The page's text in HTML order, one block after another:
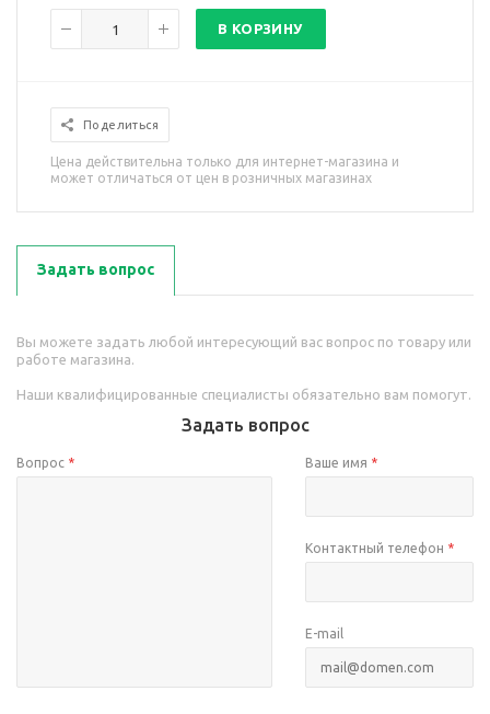
В КОРЗИНУ
Поделиться
Цена действительна только для интернет-магазина и
может отличаться от цен в розничных магазинах
Задать вопрос
Вы можете задать любой интересующий вас вопрос по товару или
работе магазина.
Наши квалифицированные специалисты обязательно вам помогут.
Задать вопрос
Вопрос * Ваше имя *
Контактный телефон *
E-mail